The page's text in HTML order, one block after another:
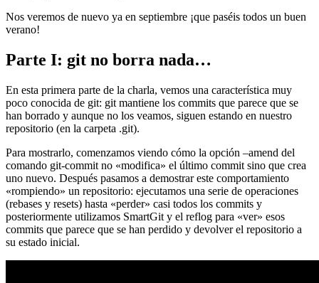
Nos veremos de nuevo ya en septiembre ¡que paséis todos un buen
verano!
Parte I: git no borra nada…
En esta primera parte de la charla, vemos una característica muy
poco conocida de git: git mantiene los commits que parece que se
han borrado y aunque no los veamos, siguen estando en nuestro
repositorio (en la carpeta .git).
Para mostrarlo, comenzamos viendo cómo la opción –amend del
comando git-commit no «modifica» el último commit sino que crea
uno nuevo. Después pasamos a demostrar este comportamiento
«rompiendo» un repositorio: ejecutamos una serie de operaciones
(rebases y resets) hasta «perder» casi todos los commits y
posteriormente utilizamos SmartGit y el reflog para «ver» esos
commits que parece que se han perdido y devolver el repositorio a
su estado inicial.